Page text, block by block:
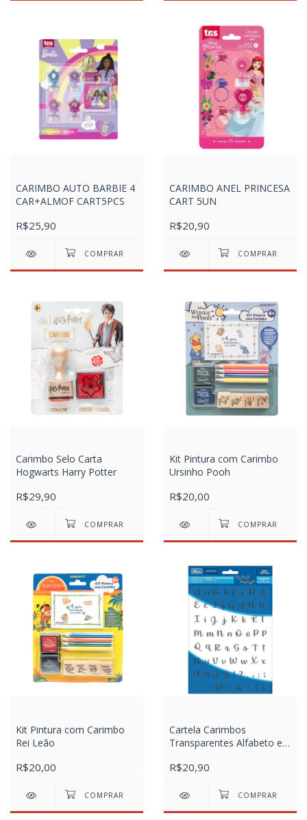
CARIMBO AUTO BARBIE 4
CAR+ALMOF CART5PCS
R$25,90
CARIMBO ANEL PRINCESA
CART 5UN
R$20,90
Carimbo Selo Carta
Hogwarts Harry Potter
R$29,90
Kit Pintura com Carimbo
Ursinho Pooh
R$20,00
Kit Pintura com Carimbo
Rei Leão
R$20,00
Cartela Carimbos
Transparentes Alfabeto e
R$20,90